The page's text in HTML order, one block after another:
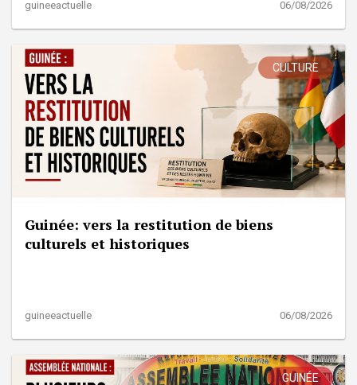
guineeactuelle 06/08/2026
CULTURE
Guinée: vers la restitution de biens
culturels et historiques
guineeactuelle 06/08/2026
GUINÉE